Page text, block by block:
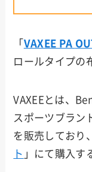
「 VAXEE PA
ロールタイプの
VAXEEとは、
スポーツブラン
を販売しており
ト 」にて購入す